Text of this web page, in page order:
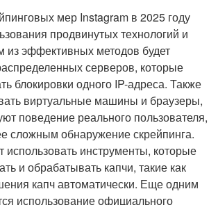
мер Instagram в 2025 году
продвинутых технологий и
из эффективных методов будет
серверов, которые
блокировки одного IP-адреса. Также
виртуальные машины и браузеры,
поведение реального пользователя,
сложным обнаружение скрейпинга.
использовать инструменты, которые
и обрабатывать капчи, такие как
капч автоматически. Еще одним
использование официального